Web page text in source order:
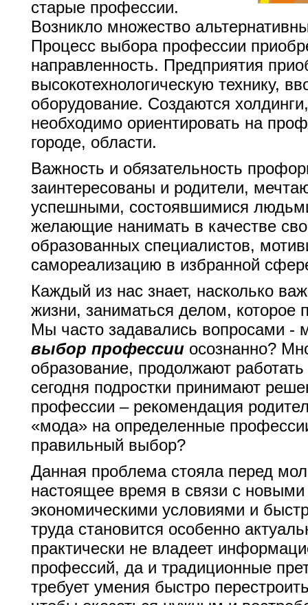
старые профессии.
Возникло множество
Процесс выбора профессии
направленность. Предприятия
высокотехнологическую технику,
оборудование. Создаются
необходимо ориентировать на
городе, области.
Важность и обязательность
заинтересованы и родители,
успешными, состоявшимися
желающие нанимать в качестве
образованных специалистов,
самореализацию в избранной
Каждый из нас знает, насколько
жизни, заниматься делом, которое
Мы часто задавались вопросами -
выбор профессииосознанно?
образование, продолжают
сегодня подростки принимают
профессии – рекомендация
«мода» на определенные
правильный выбор?
Данная проблема стояла перед
настоящее время в связи с
экономическими условиями и
труда становится особенно
практически не владеет
профессий, да и традиционные
требует умения быстро